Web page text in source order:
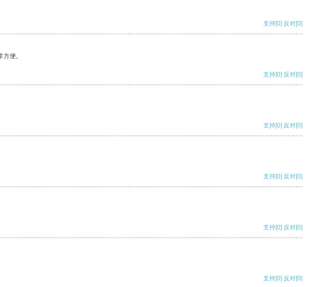
支持[0] 反对[0]
便。
支持[0] 反对[0]
支持[0] 反对[0]
支持[0] 反对[0]
支持[0] 反对[0]
支持[0] 反对[0]